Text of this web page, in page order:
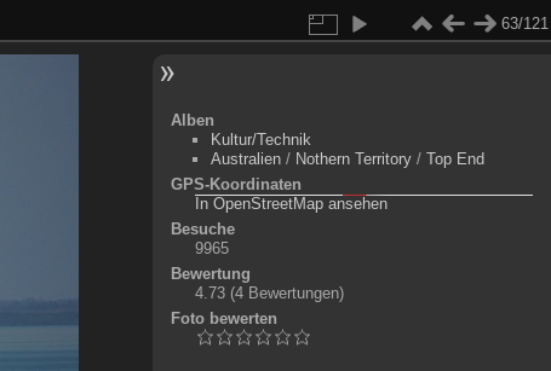
63/121
Alben
Kultur/Technik
Australien/ Nothern Territory/ Top End
GPS-Koordinaten
+
-
©
In OpenStreetMap ansehen
Besuche
9965
Bewertung
4.73 (4 Bewertungen)
Foto bewerten